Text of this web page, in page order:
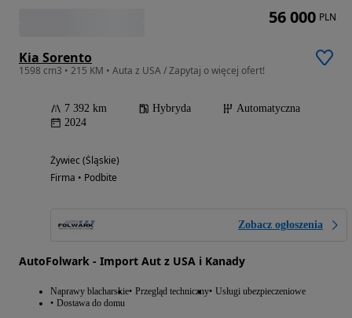
Kia Sorento
1598 cm3 • 215 KM • Auta z USA / Zapytaj o więcej ofert!
7 392 km Hybryda
Automatyczna
2024
Żywiec (Śląskie)
Firma • Podbite
Zobacz ogłoszenia
AutoFolwark - Import Aut z USA i Kanady
Naprawy blacharskie Przegląd techniczny Usługi ubezpieczeniowe
Dostawa do domu
56 000 PLN